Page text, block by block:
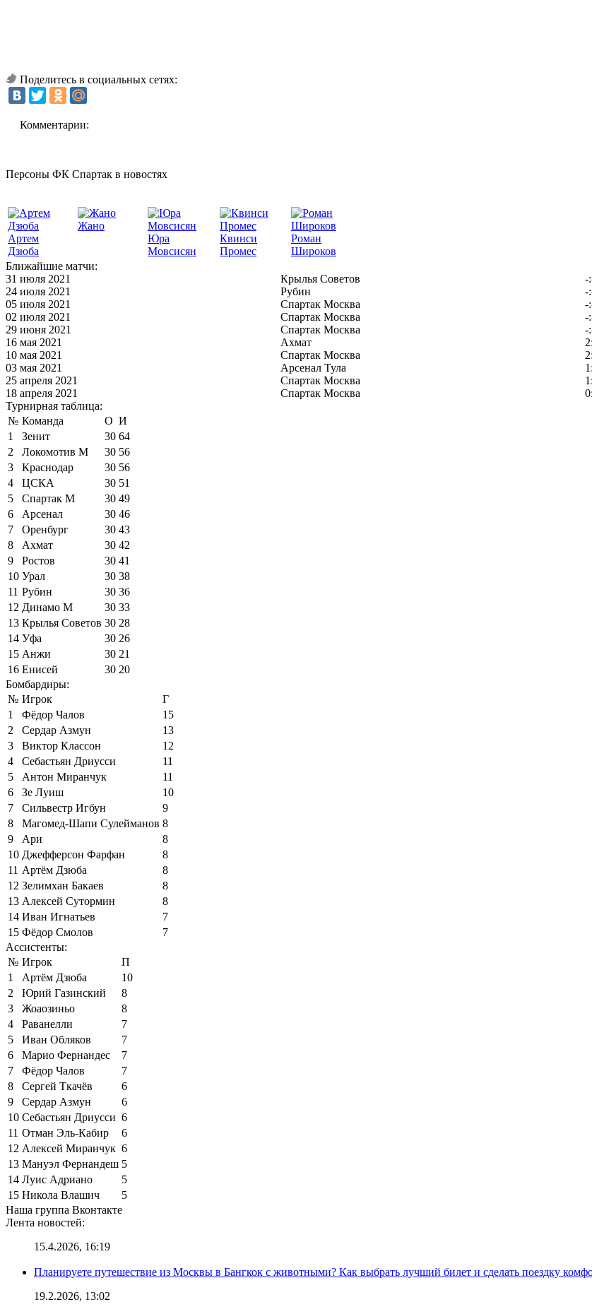
Поделитесь в социальных сетях:
Комментарии:
Персоны ФК Спартак в новостях
Артем
Дзюба
Жано
Юра
Мовсисян
Квинси
Промес
Роман
Широков
Ближайшие матчи:
31 июля 2021
Крылья Советов -
24 июля 2021
Рубин -
05 июля 2021
Спартак Москва -
02 июля 2021
Спартак Москва -
29 июня 2021
Спартак Москва -
16 мая 2021
Ахмат
10 мая 2021
Спартак Москва
03 мая 2021
Арсенал Тула
25 апреля 2021
Спартак Москва
18 апреля 2021
Спартак Москва
Турнирная таблица:
№ Команда О И
1
Зенит 30 64
2
Локомотив М 30 56
3
Краснодар 30 56
4
ЦСКА 30 51
5
Спартак М 30 49
6
Арсенал 30 46
7
Оренбург 30 43
8
Ахмат 30 42
9
Ростов 30 41
10 Урал 30 38
11 Рубин 30 36
12 Динамо М 30 33
13 Крылья Советов 30 28
14 Уфа 30 26
15 Анжи 30 21
16 Енисей 30 20
Бомбардиры:
№ Игрок
Г
1
Фёдор Чалов
15
2
Сердар Азмун
13
3
Виктор Классон
12
4
Себастьян Дриусси
11
5
Антон Миранчук
11
6
Зе Луиш
10
7
Сильвестр Игбун
9
8
Магомед-Шапи Сулейманов 8
9
Ари
8
10 Джефферсон Фарфан
8
11 Артём Дзюба
8
12 Зелимхан Бакаев
8
13 Алексей Сутормин
8
14 Иван Игнатьев
7
15 Фёдор Смолов
7
Ассистенты:
№ Игрок
П
1
Артём Дзюба
10
2
Юрий Газинский
8
3
Жоаозиньо
8
4
Раванелли
7
5
Иван Обляков
7
6
Марио Фернандес
7
7
Фёдор Чалов
7
8
Сергей Ткачёв
6
9
Сердар Азмун
6
10 Себастьян Дриусси 6
11 Отман Эль-Кабир
6
12 Алексей Миранчук 6
13 Мануэл Фернандеш 5
14 Луис Адриано
5
15 Никола Влашич
5
Наша группа Вконтакте
Лента новостей:
15.4.2026, 16:19
Планируете путешествие из Москвы в Бангкок с животными? Как выбрать лучший билет и сделать поездку
19.2.2026, 13:02